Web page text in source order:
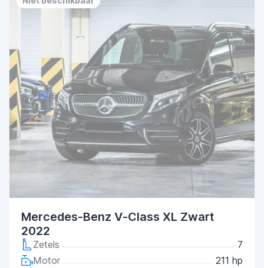
Mercedes-Benz V-Class XL Zwart
2022
Zetels
7
Motor
211 hp